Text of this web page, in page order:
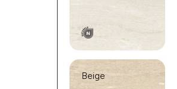
Beige